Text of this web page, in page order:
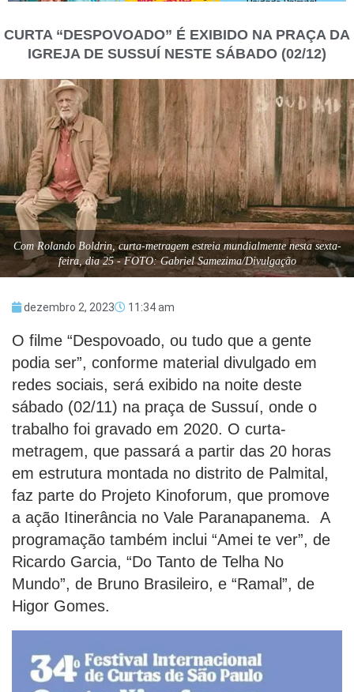
CURTA “DESPOVOADO” É EXIBIDO NA PRAÇA DA
IGREJA DE SUSSUÍ NESTE SÁBADO (02/12)
Com Rolando Boldrin, curta-metragem estreia mundialmente nesta sexta-
feira, dia 25 - FOTO: Gabriel Samezima/Divulgação
dezembro 2, 2023 11:34 am
O filme “Despovoado, ou tudo que a gente
podia ser”, conforme material divulgado em
redes sociais, será exibido na noite deste
sábado (02/11) na praça de Sussuí, onde o
trabalho foi gravado em 2020. O curta-
metragem, que passará a partir das 20 horas
em estrutura montada no distrito de Palmital,
faz parte do Projeto Kinoforum, que promove
a ação Itinerância no Vale Paranapanema. A
programação também inclui “Amei te ver”, de
Ricardo Garcia, “Do Tanto de Telha No
Mundo”, de Bruno Brasileiro, e “Ramal”, de
Higor Gomes.